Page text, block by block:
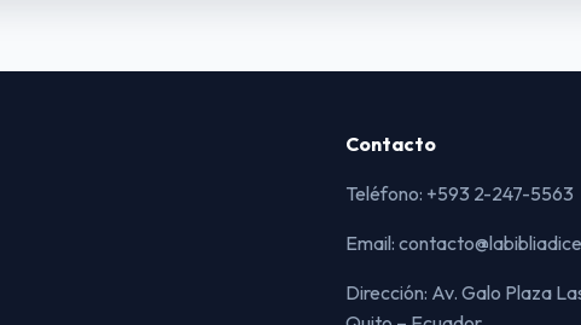
Contacto
Teléfono: +593 2-247-5563
Email:
Dirección: Av. Galo Plaza